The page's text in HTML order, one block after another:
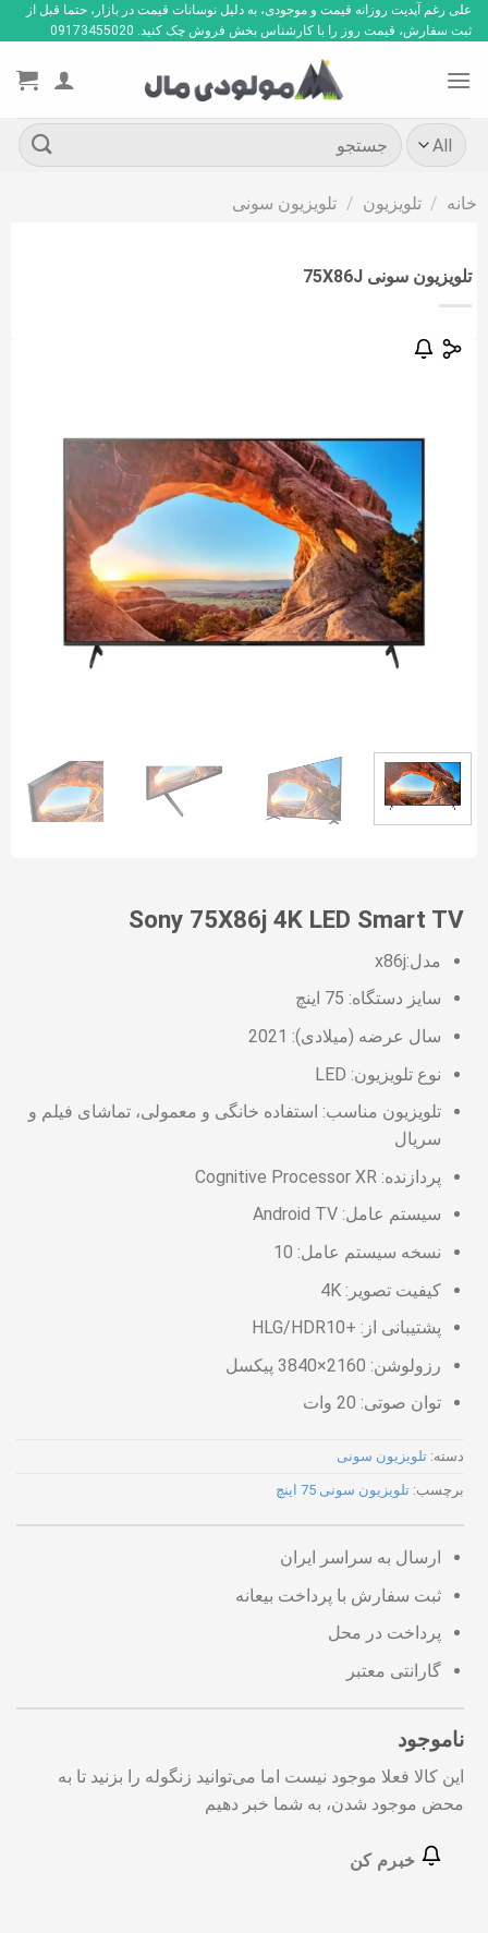
Skip
to
علی رغم آپدیت روزانه قیمت و موجودی، به دلیل نوسانات قیمت در بازار، حتما قبل از
ثبت سفارش، قیمت روز را با کارشناس بخش فروش چک کنید. 09173455020
جستجو
برای:
خانه / تلویزیون / تلویزیون سونی
تلویزیون سونی 75X86J
Sony 75X86j 4K LED Smart TV
مدل:x86j
سایز دستگاه: 75 اینچ
سال عرضه (میلادی): 2021
نوع تلویزیون: LED
تلویزیون مناسب: استفاده خانگی و معمولی، تماشای فیلم و
سریال
پردازنده: Cognitive Processor XR
سیستم عامل: Android TV
نسخه سیستم عامل: 10
کیفیت تصویر: 4K
پشتیبانی از: +HLG/HDR10
رزولوشن: 2160×3840 پیکسل
توان صوتی: 20 وات
دسته: تلویزیون سونی
برچسب: تلویزیون سونی 75 اینچ
ارسال به سراسر ایران
ثبت سفارش با پرداخت بیعانه
پرداخت در محل
گارانتی معتبر
ناموجود
این کالا فعلا موجود نیست اما می‌توانید زنگوله را بزنید تا به
محض موجود شدن، به شما خبر دهیم